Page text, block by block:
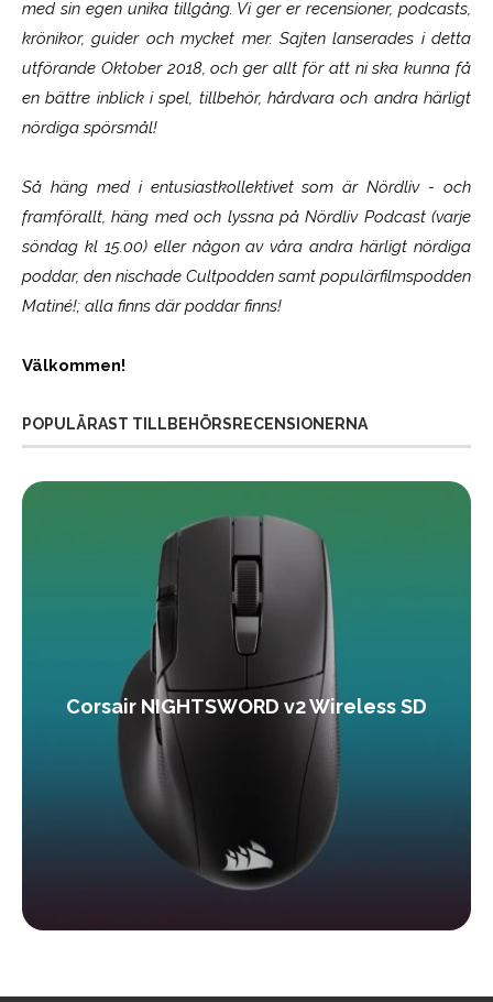
med sin egen unika tillgång. Vi ger er recensioner, podcasts,
krönikor, guider och mycket mer. Sajten lanserades i detta
utförande Oktober 2018, och ger allt för att ni ska kunna få
en bättre inblick i spel, tillbehör, hårdvara och andra härligt
nördiga spörsmål!
Så häng med i entusiastkollektivet som ärNördliv- och
framförallt, häng med och lyssna på Nördliv Podcast (varje
söndag kl 15.00) eller någon av våra andra härligt nördiga
poddar, den nischade Cultpodden samt populärfilmspodden
Matiné!; alla finns där poddar finns!
Välkommen!
POPULÄRAST TILLBEHÖRSRECENSIONERNA
Corsair NIGHTSWORD v2 Wireless SD